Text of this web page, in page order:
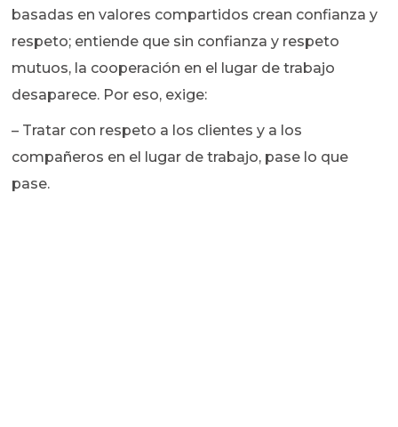
basadas en valores compartidos crean confianza y
respeto; entiende que sin confianza y respeto
mutuos, la cooperación en el lugar de trabajo
desaparece. Por eso, exige:
– Tratar con respeto a los clientes y a los
compañeros en el lugar de trabajo, pase lo que
pase.